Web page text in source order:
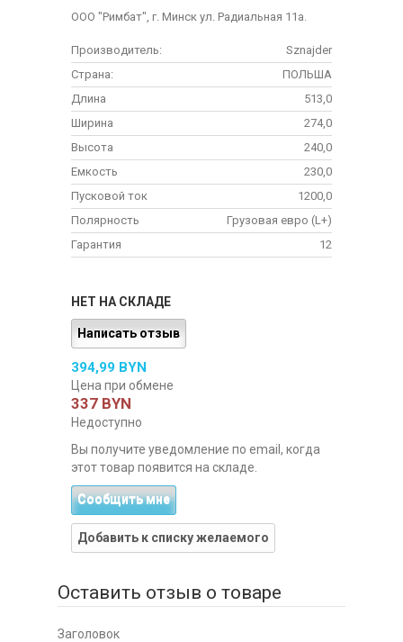
ООО "Римбат", г. Минск ул. Радиальная 11а.
Производитель:
Sznajder
Страна:
ПОЛЬША
Длина
513,0
Ширина
274,0
Высота
240,0
Емкость
230,0
Пусковой ток
1200,0
Полярность
Грузовая евро (L+)
Гарантия
12
НЕТ НА СКЛАДЕ
Написать отзыв
394,99 BYN
Цена при обмене
337 BYN
Недоступно
Вы получите уведомление по email, когда
этот товар появится на складе.
Сообщить мне
Добавить к списку желаемого
Оставить отзыв о товаре
Заголовок